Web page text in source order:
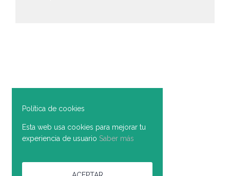
Política de cookies
Esta web usa cookies para mejorar tu
experiencia de usuario Saber más